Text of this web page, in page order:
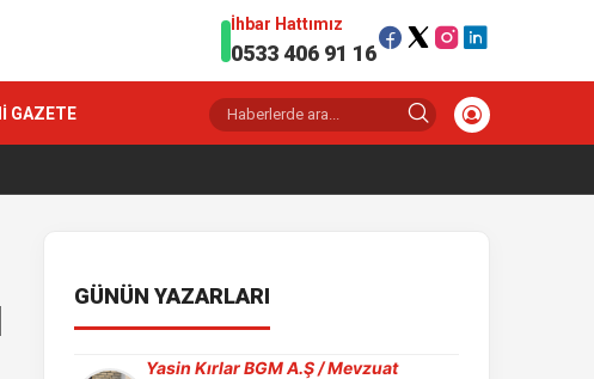
İhbar Hattımız
0533 406 91 16
GAZETE
GÜNÜN YAZARLARI
Yasin Kırlar BGM A.Ş / Mevzuat